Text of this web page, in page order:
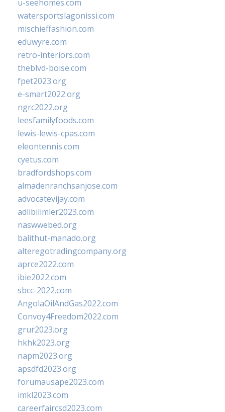
u-seehomes.com
watersportslagonissi.com
mischieffashion.com
eduwyre.com
retro-interiors.com
theblvd-boise.com
fpet2023.org
e-smart2022.org
ngrc2022.org
leesfamilyfoods.com
lewis-lewis-cpas.com
eleontennis.com
cyetus.com
bradfordshops.com
almadenranchsanjose.com
advocatevijay.com
adlibilimler2023.com
naswwebed.org
balithut-manado.org
alteregotradingcompany.org
aprce2022.com
ibie2022.com
sbcc-2022.com
AngolaOilAndGas2022.com
Convoy4Freedom2022.com
grur2023.org
hkhk2023.org
napm2023.org
apsdfd2023.org
forumausape2023.com
imkl2023.com
careerfaircsd2023.com